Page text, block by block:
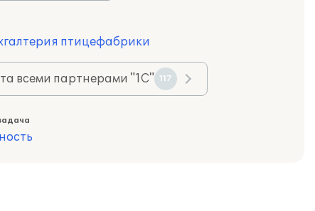
птицефабрики
всеми партнерами "1С" 117